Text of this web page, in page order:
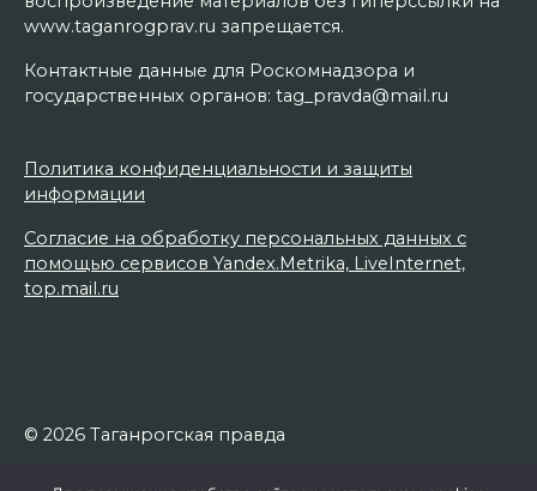
www.taganrogprav.ru запрещается.
Контактные данные для Роскомнадзора и
государственных органов: tag_pravda@mail.ru
Политика конфиденциальности и защиты
информации
Согласие на обработку персональных данных с
помощью сервисов Yandex.Metrika, LiveInternet,
top.mail.ru
© 2026 Таганрогская правда